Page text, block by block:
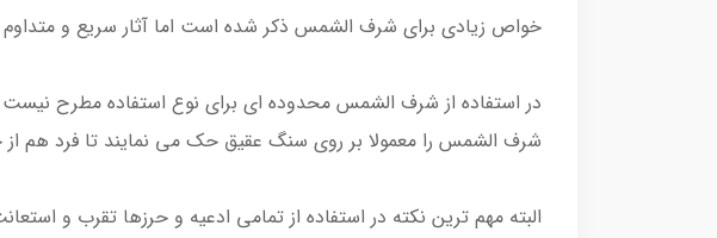
خواص زیادی برای شرف الشمس ذکر شده است اما آثار سریع و
در استفاده از شرف الشمس محدوده ای برای نوع استفاده مطرح
شرف الشمس را معمولا بر روی سنگ عقیق حک می نمایند تا فرد
البته مهم ترین نکته در استفاده از تمامی ادعیه و حرزها تقرب و